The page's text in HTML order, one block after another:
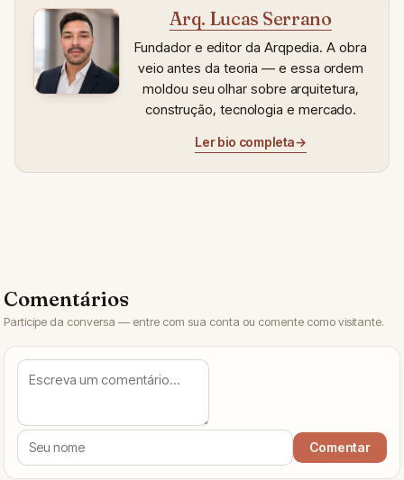
Arq. Lucas Serrano
Fundador e editor da Arqpedia. A obra
veio antes da teoria — e essa ordem
moldou seu olhar sobre arquitetura,
construção, tecnologia e mercado.
Ler bio completa→